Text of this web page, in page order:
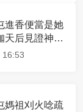
進香便當是她
天后見證神
就爆哭
16:53
媽祖刈火唸疏